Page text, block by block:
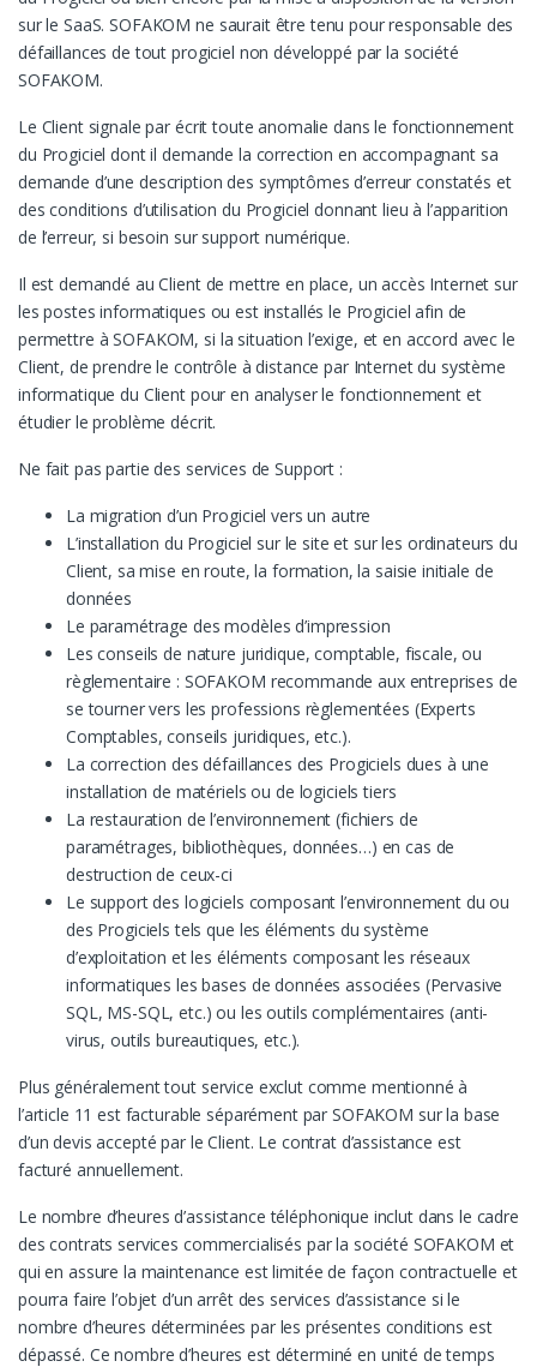
sur le SaaS. SOFAKOM ne saurait être tenu pour responsable des
défaillances de tout progiciel non développé par la société
SOFAKOM.
Le Client signale par écrit toute anomalie dans le fonctionnement
du Progiciel dont il demande la correction en accompagnant sa
demande d’une description des symptômes d’erreur constatés et
des conditions d’utilisation du Progiciel donnant lieu à l’apparition
de l’erreur, si besoin sur support numérique.
Il est demandé au Client de mettre en place, un accès Internet sur
les postes informatiques ou est installés le Progiciel afin de
permettre à SOFAKOM, si la situation l’exige, et en accord avec le
Client, de prendre le contrôle à distance par Internet du système
informatique du Client pour en analyser le fonctionnement et
étudier le problème décrit.
Ne fait pas partie des services de Support :
La migration d’un Progiciel vers un autre
L’installation du Progiciel sur le site et sur les ordinateurs du
Client, sa mise en route, la formation, la saisie initiale de
données
Le paramétrage des modèles d’impression
Les conseils de nature juridique, comptable, fiscale, ou
règlementaire : SOFAKOM recommande aux entreprises de
se tourner vers les professions règlementées (Experts
Comptables, conseils juridiques, etc.).
La correction des défaillances des Progiciels dues à une
installation de matériels ou de logiciels tiers
La restauration de l’environnement (fichiers de
paramétrages, bibliothèques, données…) en cas de
destruction de ceux-ci
Le support des logiciels composant l’environnement du ou
des Progiciels tels que les éléments du système
d’exploitation et les éléments composant les réseaux
informatiques les bases de données associées (Pervasive
SQL, MS-SQL, etc.) ou les outils complémentaires (anti-
virus, outils bureautiques, etc.).
Plus généralement tout service exclut comme mentionné à
l’article 11 est facturable séparément par SOFAKOM sur la base
d’un devis accepté par le Client. Le contrat d’assistance est
facturé annuellement.
Le nombre d’heures d’assistance téléphonique inclut dans le cadre
des contrats services commercialisés par la société SOFAKOM et
qui en assure la maintenance est limitée de façon contractuelle et
pourra faire l’objet d’un arrêt des services d’assistance si le
nombre d’heures déterminées par les présentes conditions est
dépassé. Ce nombre d’heures est déterminé en unité de temps